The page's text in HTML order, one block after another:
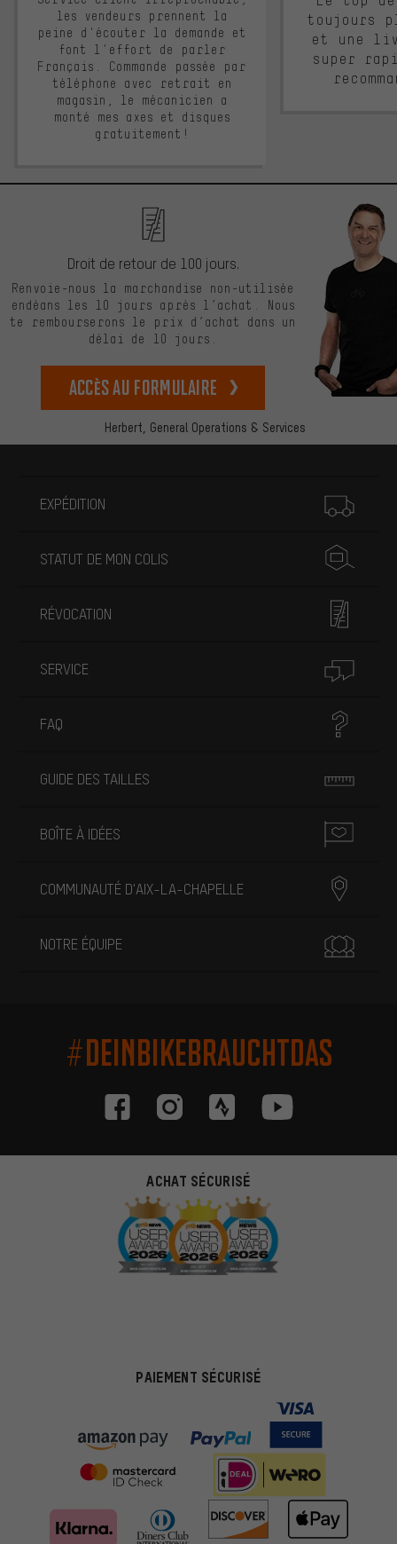
les vendeurs prennent la
peine d'écouter la demande et
font l'effort de parler
Français. Commande passée par
téléphone avec retrait en
magasin, le mécanicien a
monté mes axes et disques
gratuitement!
toujours
et une
super
Herbert, General Operations & Services
Droit de retour de 100 jours.
Renvoie-nous la marchandise non-utilisée
endéans les 10 jours après l’achat. Nous
te rembourserons le prix d’achat dans un
délai de 10 jours.
Accès au formulaire
EXPÉDITION
STATUT DE MON COLIS
RÉVOCATION
SERVICE
FAQ
GUIDE DES TAILLES
BOÎTE À IDÉES
COMMUNAUTÉ D'AIX-LA-CHAPELLE
NOTRE ÉQUIPE
#DEINBIKEBRAUCHTDAS
ACHAT SÉCURISÉ
PAIEMENT SÉCURISÉ